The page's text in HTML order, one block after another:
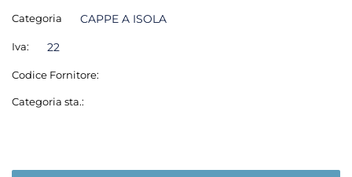
Categoria CAPPE A ISOLA
Iva: 22
Codice Fornitore:
Categoria sta.: